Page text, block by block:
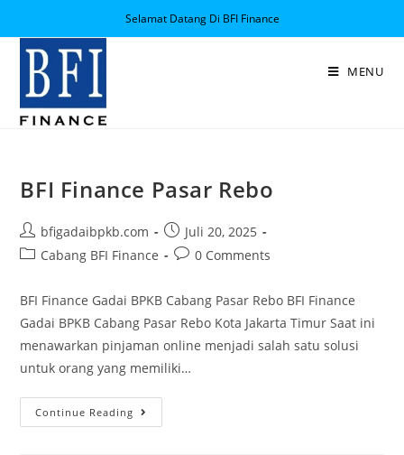
Selamat Datang Di BFI Finance
MENU
BFI Finance Pasar Rebo
bfigadaibpkb.com
Juli 20, 2025
Cabang BFI Finance
0 Comments
BFI Finance Gadai BPKB Cabang Pasar Rebo BFI Finance
Gadai BPKB Cabang Pasar Rebo Kota Jakarta Timur Saat ini
menawarkan pinjaman online menjadi salah satu solusi
untuk orang yang memiliki…
Continue Reading